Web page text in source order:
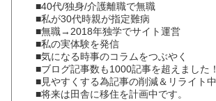
■40代/独身/介護離職で無職
■私が30代時親が指定難病
■無職→2018年独学でサイト運営
■私の実体験を発信
■気になる時事のコラムをつぶやく
■ブログ記事数も1000記事を超えました！
■見やすくする為記事の削減＆リライト中
■将来は田舎に移住を計画中です。